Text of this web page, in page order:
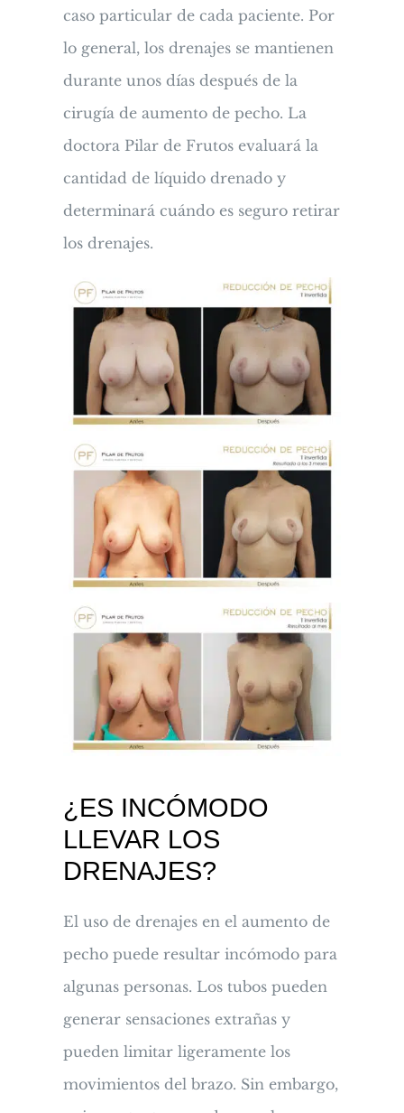
caso particular de cada paciente. Por
lo general, los drenajes se mantienen
durante unos días después de la
cirugía de aumento de pecho. La
doctora Pilar de Frutos evaluará la
cantidad de líquido drenado y
determinará cuándo es seguro retirar
los drenajes.
¿ES INCÓMODO
LLEVAR LOS
DRENAJES?
El uso de drenajes en el aumento de
pecho puede resultar incómodo para
algunas personas. Los tubos pueden
generar sensaciones extrañas y
pueden limitar ligeramente los
movimientos del brazo. Sin embargo,